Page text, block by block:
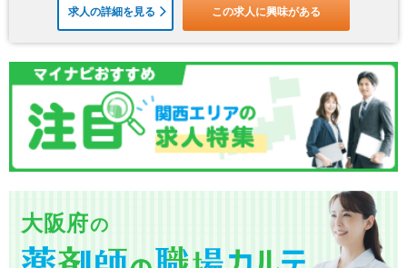
求人の詳細を見る この求人に興味がある
大阪府の